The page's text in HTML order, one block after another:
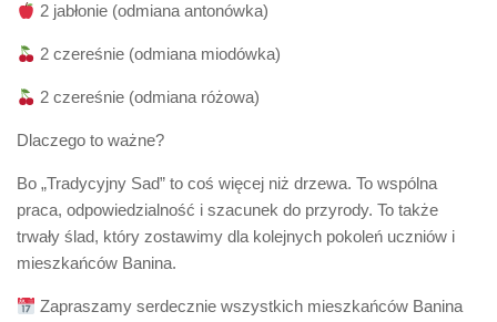
2 jabłonie (odmiana antonówka)
2 czereśnie (odmiana miodówka)
2 czereśnie (odmiana różowa)
Dlaczego to ważne?
Bo „Tradycyjny Sad” to coś więcej niż drzewa. To wspólna
praca, odpowiedzialność i szacunek do przyrody. To także
trwały ślad, który zostawimy dla kolejnych pokoleń uczniów i
mieszkańców Banina.
Zapraszamy serdecznie wszystkich mieszkańców Banina